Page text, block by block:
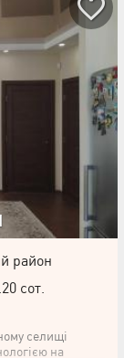
район
сот.
селищі
на